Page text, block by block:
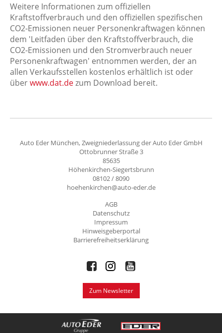
Weitere Informationen zum offiziellen
Kraftstoffverbrauch und den offiziellen spezifischen
CO2-Emissionen neuer Personenkraftwagen können
dem 'Leitfaden über den Kraftstoffverbrauch, die
CO2-Emissionen und den Stromverbrauch neuer
Personenkraftwagen' entnommen werden, der an
allen Verkaufsstellen kostenlos erhältlich ist oder
überwww.dat.dezum Download bereit.
Auto Eder München, Zweigniederlassung der Auto Eder GmbH
Ottobrunner Straße 3
85635
Höhenkirchen-Siegertsbrunn
08102 / 8090
hoehenkirchen@auto-eder.de
AGB
Datenschutz
Impressum
Hinweisgeberportal
Barrierefreiheitserklärung
Zum Newsletter